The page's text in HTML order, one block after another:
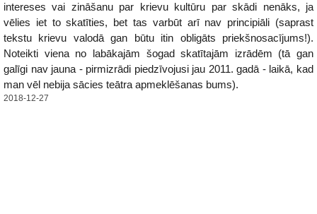
intereses vai zināšanu par krievu kultūru par skādi nenāks, ja
vēlies iet to skatīties, bet tas varbūt arī nav principiāli (saprast
tekstu krievu valodā gan būtu itin obligāts priekšnosacījums!).
Noteikti viena no labākajām šogad skatītajām izrādēm (tā gan
galīgi nav jauna - pirmizrādi piedzīvojusi jau 2011. gadā - laikā, kad
man vēl nebija sācies teātra apmeklēšanas bums).
2018-12-27